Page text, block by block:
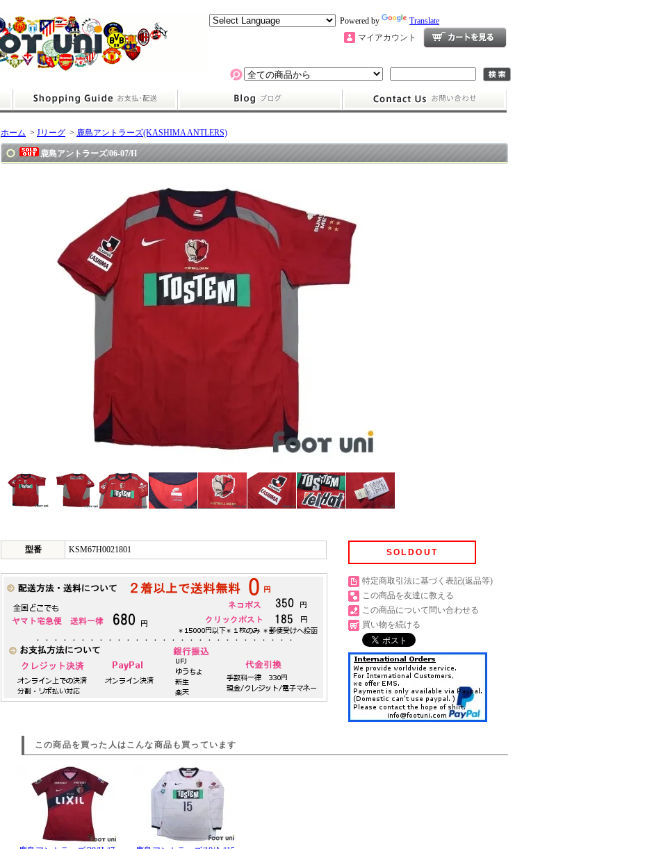
Powered by
Translate
マイアカウント
ホーム > Jリーグ > 鹿島アントラーズ(KASHIMA ANTLERS)
鹿島アントラーズ/06-07/H
型番 KSM67H0021801 SOLDOUT
特定商取引法に基づく表記(返品等)
この商品を友達に教える
この商品について問い合わせる
買い物を続ける
この商品を買った人はこんな商品も買っています